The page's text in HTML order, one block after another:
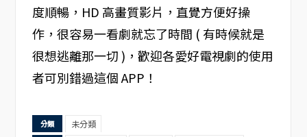
度順暢，HD 高畫質影片，直覺方便好操
作，很容易一看劇就忘了時間 ( 有時候就是
很想逃離那一切 )，歡迎各愛好電視劇的使用
者可別錯過這個 APP！
分類 未分類